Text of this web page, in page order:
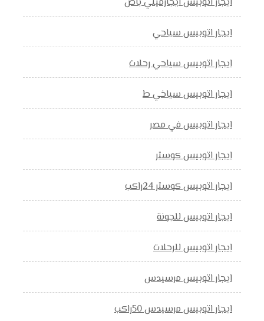
ايجار اتوبيس سياحي
ايجار اتوبيس سياحي رحلات
ايجار اتوبيس سياخي ط
ايجار اتوبيس في مصر
ايجار اتوبيس كوستر
ايجار اتوبيس كوستر 24راكب
ايجار اتوبيس للجونة
ايجار اتوبيس للرحلات
ايجار اتوبيس مرسيدس
ايجار اتوبيس مرسيدس 50راكب